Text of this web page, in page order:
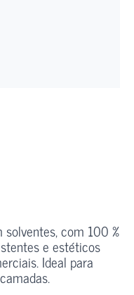
com 100 %
e estéticos
Ideal para